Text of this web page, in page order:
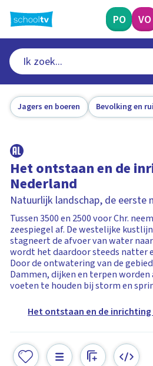
naar
hoofdinhoud
PO VO
Jagers en boeren Bevolking en
Het ontstaan en de
Nederland
Natuurlijk landschap, de eerste
Tussen 3500 en 2500 voor Chr.
zeespiegel af. De westelijke
stagneert de afvoer van water
wordt het daardoor steeds natter
Door de ontwatering van de
Dammen, dijken en terpen
voeten te houden bij storm en
Het ontstaan en de inrichting